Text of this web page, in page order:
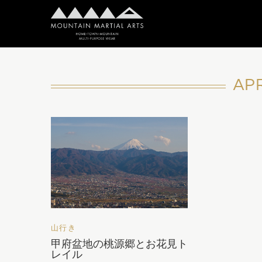
山行き
甲府盆地の桃源郷とお花見ト
レイル